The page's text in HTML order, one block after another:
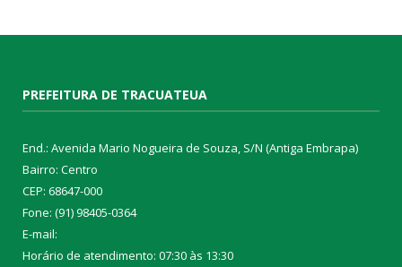
PREFEITURA DE TRACUATEUA
End.: Avenida Mario Nogueira de Souza, S/N (Antiga Embrapa)
Bairro: Centro
CEP: 68647-000
Fone: (91) 98405-0364
E-mail:
Horário de atendimento: 07:30 às 13:30